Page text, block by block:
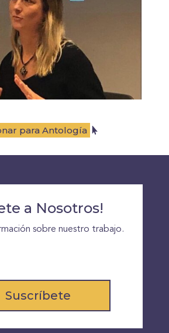
para Antología
a Nosotros!
sobre nuestro trabajo.
Suscríbete